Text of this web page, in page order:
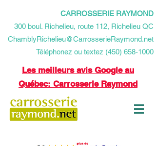
CARROSSERIE RAYMOND
​300 boul. Richelieu, route 112, Richelieu QC
ChamblyRichelieu@CarrosserieRaymond.net
Téléphonez ou textez (450) 658-1000
Les meilleurs avis Google au
Québec: Carrosserie Raymond